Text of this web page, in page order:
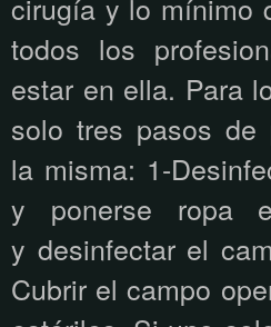
todos los
estar en ella. Para
solo tres pasos de
la misma: 1-
y ponerse ropa
y desinfectar el
Cubrir el campo